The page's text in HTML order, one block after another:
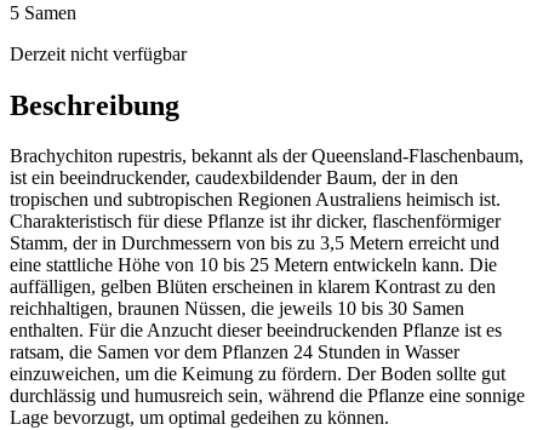
5 Samen
Derzeit nicht verfügbar
Beschreibung
Brachychiton rupestris, bekannt als der Queensland-Flaschenbaum,
ist ein beeindruckender, caudexbildender Baum, der in den
tropischen und subtropischen Regionen Australiens heimisch ist.
Charakteristisch für diese Pflanze ist ihr dicker, flaschenförmiger
Stamm, der in Durchmessern von bis zu 3,5 Metern erreicht und
eine stattliche Höhe von 10 bis 25 Metern entwickeln kann. Die
auffälligen, gelben Blüten erscheinen in klarem Kontrast zu den
reichhaltigen, braunen Nüssen, die jeweils 10 bis 30 Samen
enthalten. Für die Anzucht dieser beeindruckenden Pflanze ist es
ratsam, die Samen vor dem Pflanzen 24 Stunden in Wasser
einzuweichen, um die Keimung zu fördern. Der Boden sollte gut
durchlässig und humusreich sein, während die Pflanze eine sonnige
Lage bevorzugt, um optimal gedeihen zu können.